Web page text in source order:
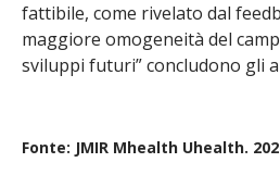
fattibile, come rivelato dal
maggiore omogeneità del
sviluppi futuri” concludono gli
Fonte: JMIR Mhealth Uhealth.